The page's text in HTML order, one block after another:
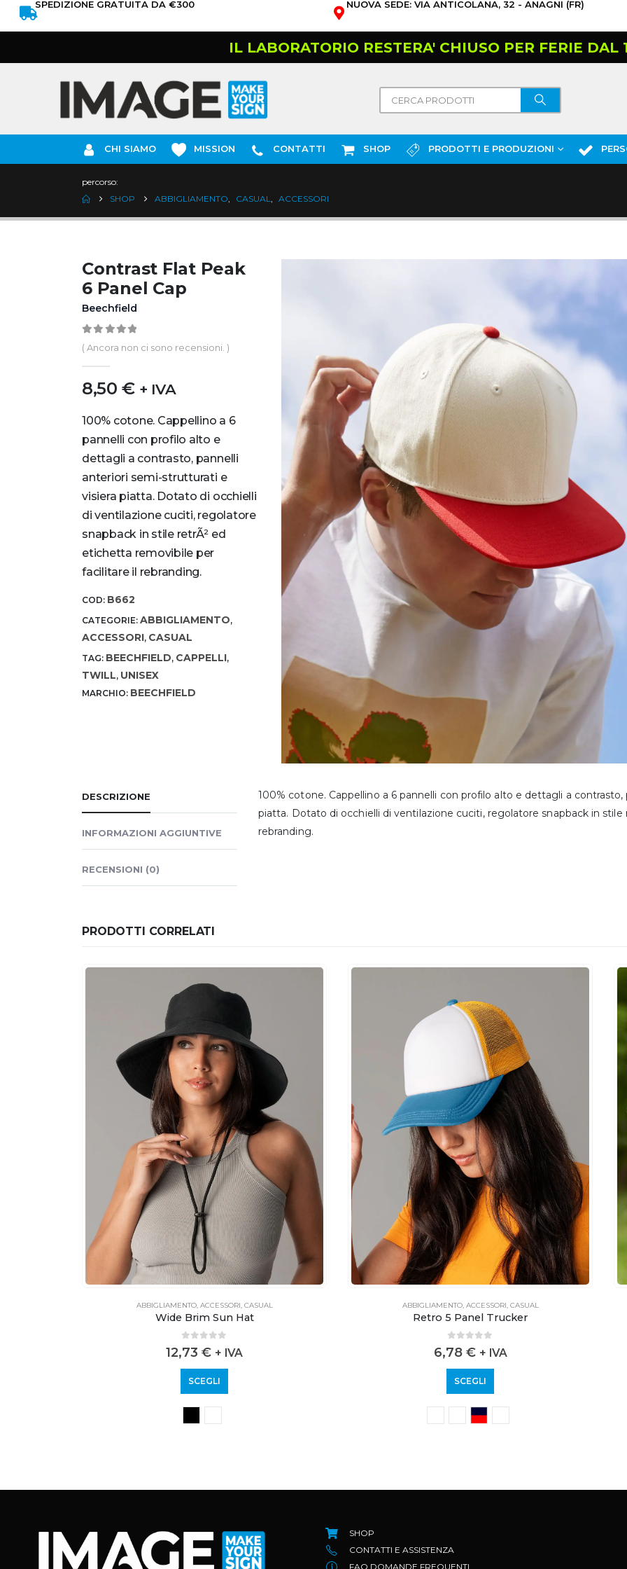
SPEDIZIONE GRATUITA DA €300 NUOVA SEDE: VIA ANTICOLANA, 32 - ANAGNI (FR)
IL LABORATORIO RESTERA' CHIUSO PER FERIE DAL
CHI SIAMO MISSION CONTATTI SHOP PRODOTTI E PRODUZIONI
percorso:
SHOP
ABBIGLIAMENTO, CASUAL, ACCESSORI
Contrast Flat Peak
6 Panel Cap
Beechfield
0out of 5
( Ancora non ci sono recensioni. )
8,50 € + IVA
100% cotone. Cappellino a 6
pannelli con profilo alto e
dettagli a contrasto, pannelli
anteriori semi-strutturati e
visiera piatta. Dotato di occhielli
di ventilazione cuciti, regolatore
snapback in stile retrÃ² ed
etichetta removibile per
facilitare il rebranding.
COD: B662
CATEGORIE: ABBIGLIAMENTO,
ACCESSORI, CASUAL
TAG: BEECHFIELD, CAPPELLI,
TWILL, UNISEX
MARCHIO: BEECHFIELD
DESCRIZIONE
INFORMAZIONI AGGIUNTIVE
RECENSIONI (0)
100% cotone. Cappellino a 6 pannelli con profilo alto e dettagli a
piatta. Dotato di occhielli di ventilazione cuciti, regolatore snapback in
rebranding.
PRODOTTI CORRELATI
ABBIGLIAMENTO, ACCESSORI, CASUAL
Wide Brim Sun Hat
12,73 € + IVA
SCEGLI
ABBIGLIAMENTO, ACCESSORI, CASUAL
Retro 5 Panel Trucker
6,78 € + IVA
SCEGLI
SHOP
CONTATTI E ASSISTENZA
FAQ DOMANDE FREQUENTI